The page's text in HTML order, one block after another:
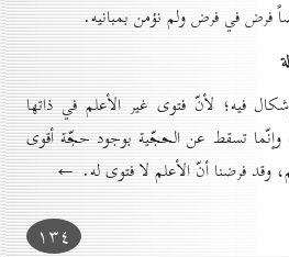
فرض في فرض ولم نؤمن بمبانيه.
فيه؛ لأنّ فتوى غير الأعلم في ذاتها
وإنّما تسقط عن الحجّية بوجود حجّة أقوى
وقد فرضنا أنّ الأعلم لا فتوى له. ←
۱۳٤